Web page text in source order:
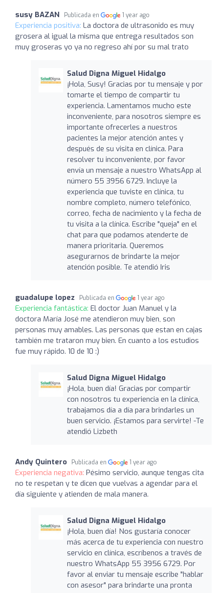
susy BAZAN Publicada en 1 year ago
Experiencia positiva: La doctora de ultrasonido es muy
grosera al igual la misma que entrega resultados son
muy groseras yo ya no regreso ahí por su mal trato
Salud Digna Miguel Hidalgo
¡Hola, Susy! Gracias por tu mensaje y por
tomarte el tiempo de compartir tu
experiencia. Lamentamos mucho este
inconveniente, para nosotros siempre es
importante ofrecerles a nuestros
pacientes la mejor atención antes y
después de su visita en clínica. Para
resolver tu inconveniente, por favor
envía un mensaje a nuestro WhatsApp al
número 55 3956 6729. Incluye la
experiencia que tuviste en clínica, tu
nombre completo, número telefónico,
correo, fecha de nacimiento y la fecha de
tu visita a la clínica. Escribe "queja" en el
chat para que podamos atenderte de
manera prioritaria. Queremos
asegurarnos de brindarte la mejor
atención posible. Te atendió Iris
guadalupe lopez Publicada en 1 year ago
Experiencia fantástica: El doctor Juan Manuel y la
doctora María José me atendieron muy bien, son
personas muy amables. Las personas que estan en cajas
también me trataron muy bien. En cuanto a los estudios
fue muy rápido. 10 de 10 :)
Salud Digna Miguel Hidalgo
¡Hola, buen día! Gracias por compartir
con nosotros tu experiencia en la clínica,
trabajamos día a día para brindarles un
buen servicio. ¡Estamos para servirte! -Te
atendió Lizbeth
Andy Quintero Publicada en 1 year ago
Experiencia negativa: Pésimo servicio, aunque tengas cita
no te respetan y te dicen que vuelvas a agendar para el
día siguiente y atienden de mala manera.
Salud Digna Miguel Hidalgo
¡Hola, buen día! Nos gustaría conocer
más acerca de tu experiencia con nuestro
servicio en clínica, escríbenos a través de
nuestro WhatsApp 55 3956 6729. Por
favor al enviar tu mensaje escribe "hablar
con asesor" para brindarte una pronta